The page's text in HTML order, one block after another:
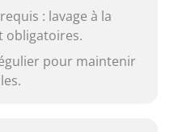
: lavage à la
obligatoires.
pour maintenir